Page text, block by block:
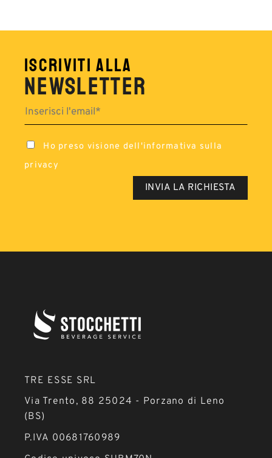
TRE ESSE SRL
Via Trento, 88 25024 - Porzano di Leno
(BS)
P.IVA 00681760989
ISCRIVITI ALLA
NEWSLETTER
Ho preso visione dell'informativa sulla
privacy